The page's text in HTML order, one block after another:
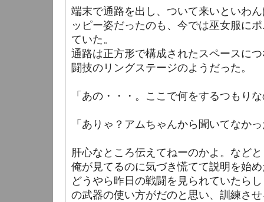
端末で通路を出し、ついて来いといわ
ッピー姿だったのも、今では巫女服に
ていた。
通路は正方形で構成されたスペースに
闘技のリングステージのようだった。
「あの・・・。ここで何をするつもり
「ありゃ？アムちゃんから聞いてなか
肝心なところ伝えてねーのかよ。など
俺が見てるのに気づき慌てて説明を始
どうやら昨日の戦闘を見られていたら
の武器の使い方がだのと思い、訓練さ